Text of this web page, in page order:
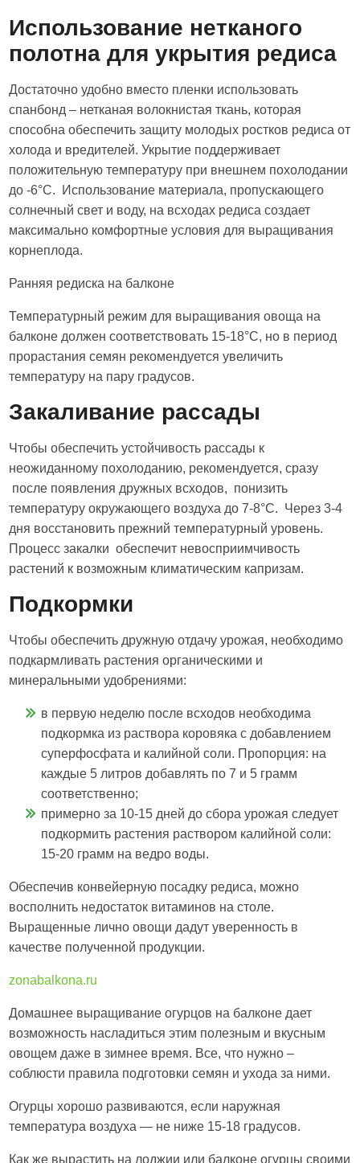
Использование нетканого
полотна для укрытия редиса
Достаточно удобно вместо пленки использовать
спанбонд – нетканая волокнистая ткань, которая
способна обеспечить защиту молодых ростков редиса от
холода и вредителей. Укрытие поддерживает
положительную температуру при внешнем похолодании
до -6°С. Использование материала, пропускающего
солнечный свет и воду, на всходах редиса создает
максимально комфортные условия для выращивания
корнеплода.
Ранняя редиска на балконе
Температурный режим для выращивания овоща на
балконе должен соответствовать 15-18°С, но в период
прорастания семян рекомендуется увеличить
температуру на пару градусов.
Закаливание рассады
Чтобы обеспечить устойчивость рассады к
неожиданному похолоданию, рекомендуется, сразу
после появления дружных всходов, понизить
температуру окружающего воздуха до 7-8°С. Через 3-4
дня восстановить прежний температурный уровень.
Процесс закалки обеспечит невосприимчивость
растений к возможным климатическим капризам.
Подкормки
Чтобы обеспечить дружную отдачу урожая, необходимо
подкармливать растения органическими и
минеральными удобрениями:
в первую неделю после всходов необходима
подкормка из раствора коровяка с добавлением
суперфосфата и калийной соли. Пропорция: на
каждые 5 литров добавлять по 7 и 5 грамм
соответственно;
примерно за 10-15 дней до сбора урожая следует
подкормить растения раствором калийной соли:
15-20 грамм на ведро воды.
Обеспечив конвейерную посадку редиса, можно
восполнить недостаток витаминов на столе.
Выращенные лично овощи дадут уверенность в
качестве полученной продукции.
zonabalkona.ru
Домашнее выращивание огурцов на балконе дает
возможность насладиться этим полезным и вкусным
овощем даже в зимнее время. Все, что нужно –
соблюсти правила подготовки семян и ухода за ними.
Огурцы хорошо развиваются, если наружная
температура воздуха — не ниже 15-18 градусов.
Как же вырастить на лоджии или балконе огурцы своими